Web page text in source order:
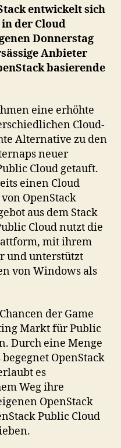
Public
Cloud
entwickelt sich
in der Cloud
Donnerstag
Anbieter
basierende
eine erhöhte
Cloud-
Alternative zu den
neuer
Cloud getauft.
einen Cloud
OpenStack
aus dem Stack
Cloud nutzt die
mit ihrem
und unterstützt
von Windows als
der Game
Markt für Public
Durch eine Menge
OpenStack
es
Weg ihre
OpenStack
Public Cloud